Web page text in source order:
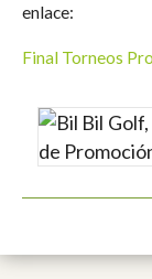
enlace:
Final Torneos